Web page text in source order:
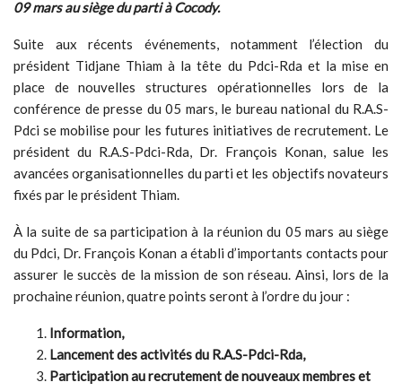
09 mars au siège du parti à Cocody.
Suite aux récents événements, notamment l’élection du
président Tidjane Thiam à la tête du Pdci-Rda et la mise en
place de nouvelles structures opérationnelles lors de la
conférence de presse du 05 mars, le bureau national du R.A.S-
Pdci se mobilise pour les futures initiatives de recrutement. Le
président du R.A.S-Pdci-Rda, Dr. François Konan, salue les
avancées organisationnelles du parti et les objectifs novateurs
fixés par le président Thiam.
À la suite de sa participation à la réunion du 05 mars au siège
du Pdci, Dr. François Konan a établi d’importants contacts pour
assurer le succès de la mission de son réseau. Ainsi, lors de la
prochaine réunion, quatre points seront à l’ordre du jour :
Information,
Lancement des activités du R.A.S-Pdci-Rda,
Participation au recrutement de nouveaux membres et